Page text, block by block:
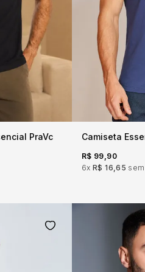
PraVc Camiseta
R$ 99,90
6xR$ 16,65